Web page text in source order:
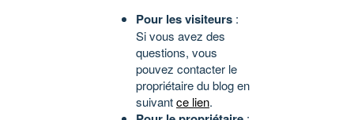
Pour les visiteurs :
Si vous avez des
questions, vous
pouvez contacter le
propriétaire du blog en
suivantce lien.